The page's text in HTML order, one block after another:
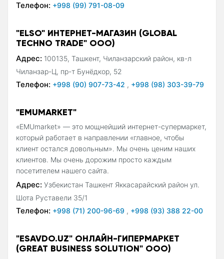
Телефон: +998 (99) 791-08-09
"ELSO" ИНТЕРНЕТ-МАГАЗИН (GLOBAL
TECHNO TRADE" ООО)
Адрес: 100135, Ташкент, Чиланзарский район, кв-л
Чиланзар-Ц, пр-т Бунёдкор, 52
Телефон: +998 (90) 907-73-42 , +998 (98) 303-39-79
"EMUMARKET"
«EMUmarket» — это мощнейший интернет-супермаркет,
который работает в направлении «главное, чтобы
клиент остался довольным». Мы очень ценим наших
клиентов. Мы очень дорожим просто каждым
посетителем нашего сайта.
Адрес: Узбекистан Ташкент Яккасарайский район ул.
Шота Руставели 35/1
Телефон: +998 (71) 200-96-69 , +998 (93) 388 22-00
"ESAVDO.UZ" ОНЛАЙН-ГИПЕРМАРКЕТ
(GREAT BUSINESS SOLUTION" ООО)